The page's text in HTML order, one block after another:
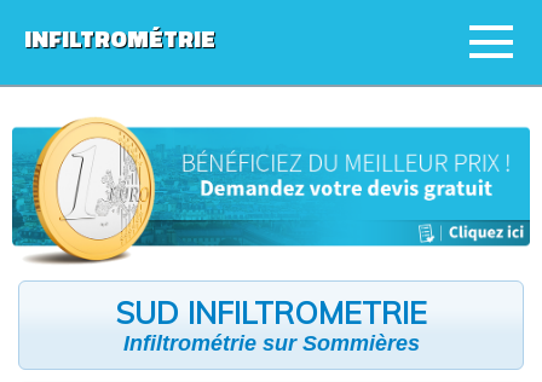
INFILTROMÉTRIE
SUD INFILTROMETRIE
Infiltrométrie sur Sommières